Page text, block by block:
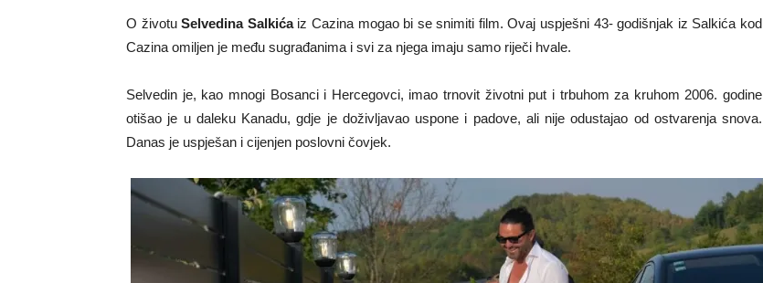
O životuSelvedina Salkićaiz Cazina mogao bi se snimiti film. Ovaj uspješni 43- godišnjak iz Salkića kod
Cazina omiljen je među sugrađanima i svi za njega imaju samo riječi hvale.
Selvedin je, kao mnogi Bosanci i Hercegovci, imao trnovit životni put i trbuhom za kruhom 2006. godine
otišao je u daleku Kanadu, gdje je doživljavao uspone i padove, ali nije odustajao od ostvarenja snova.
Danas je uspješan i cijenjen poslovni čovjek.